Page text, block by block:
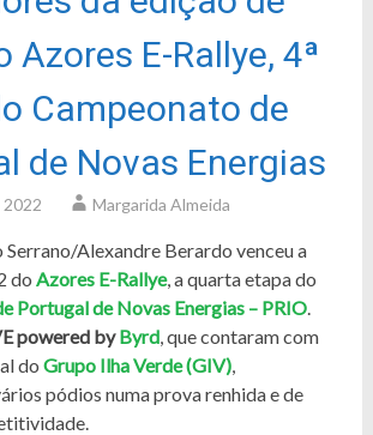
Azores E-Rallye, 4ª
Campeonato de
de Novas Energias
2022 Margarida Almeida
Serrano/Alexandre Berardo venceu a
do Azores E-Rallye, a quarta etapa do
Portugal de Novas Energias – PRIO.
powered byByrd, que contaram com
do Grupo Ilha Verde(GIV),
pódios numa prova renhida e de